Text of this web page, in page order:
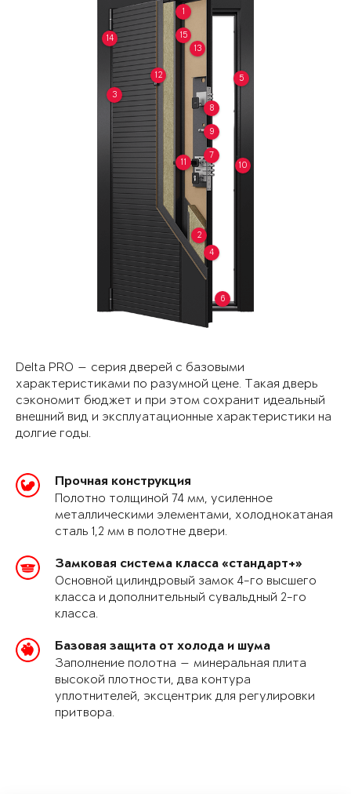
1
2
3
4
5
6
7
8
9
10
11
12
13
14 15
Delta PRO — серия дверей с базовыми
характеристиками по разумной цене. Такая дверь
сэкономит бюджет и при этом сохранит идеальный
внешний вид и эксплуатационные характеристики на
долгие годы.
Прочная конструкция
Полотно толщиной 74 мм, усиленное
металлическими элементами, холоднокатаная
сталь 1,2 мм в полотне двери.
Замковая система класса «стандарт+»
Основной цилиндровый замок 4-го высшего
класса и дополнительный сувальдный 2-го
класса.
Базовая защита от холода и шума
Заполнение полотна — минеральная плита
высокой плотности, два контура
уплотнителей, эксцентрик для регулировки
притвора.